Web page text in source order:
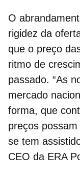
O
rigidez da
que o preço
ritmo de
passado. “As
mercado
forma, que
preços
se tem
CEO da ERA